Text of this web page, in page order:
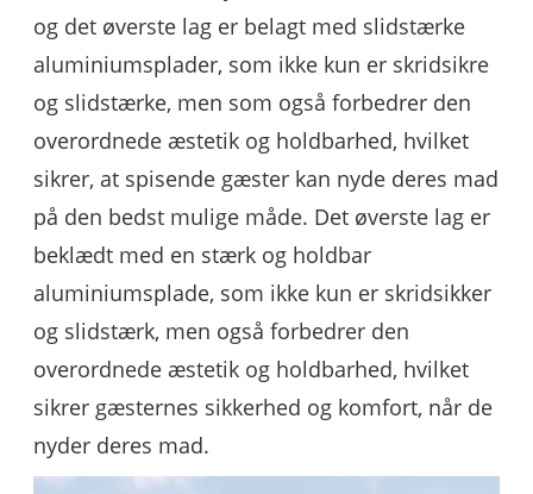
og det øverste lag er belagt med slidstærke
aluminiumsplader, som ikke kun er skridsikre
og slidstærke, men som også forbedrer den
overordnede æstetik og holdbarhed, hvilket
sikrer, at spisende gæster kan nyde deres mad
på den bedst mulige måde. Det øverste lag er
beklædt med en stærk og holdbar
aluminiumsplade, som ikke kun er skridsikker
og slidstærk, men også forbedrer den
overordnede æstetik og holdbarhed, hvilket
sikrer gæsternes sikkerhed og komfort, når de
nyder deres mad.